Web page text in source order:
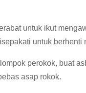
untuk ikut
untuk berhenti
perokok, buat
asap rokok.